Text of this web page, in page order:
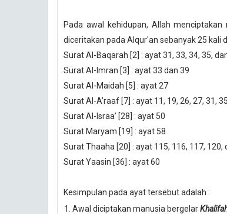
Pada awal kehidupan, Allah
diceritakan pada Alqur'an sebanyak 25 kali
Surat Al-Baqarah [2] : ayat 31, 33, 34, 35,
Surat Al-Imran [3] : ayat 33 dan 39
Surat Al-Maidah [5] : ayat 27
Surat Al-A’raaf [7] : ayat 11, 19, 26, 27, 31,
Surat Al-Israa’ [28] : ayat 50
Surat Maryam [19] : ayat 58
Surat Thaaha [20] : ayat 115, 116, 117, 120,
Surat Yaasin [36] : ayat 60
Kesimpulan pada ayat tersebut adalah :
Awal diciptakan manusia bergelar